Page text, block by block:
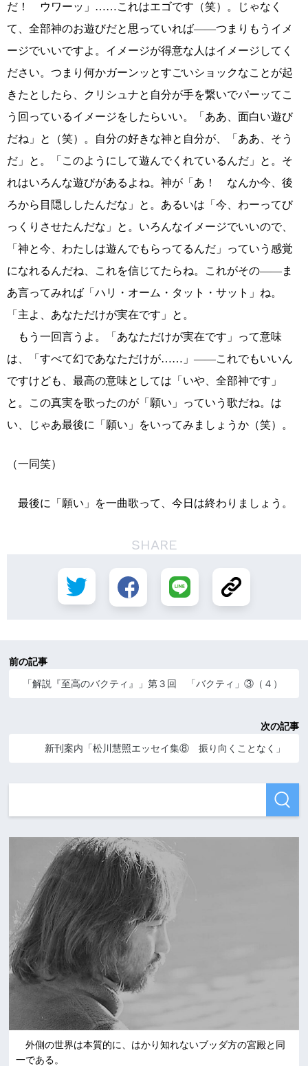
だ！ ウワーッ」……これはエゴです（笑）。じゃなく
て、全部神のお遊びだと思っていれば――つまりもうイメ
ージでいいですよ。イメージが得意な人はイメージしてく
ださい。つまり何かガーンッとすごいショックなことが起
きたとしたら、クリシュナと自分が手を繋いでパーッてこ
う回っているイメージをしたらいい。「ああ、面白い遊び
だね」と（笑）。自分の好きな神と自分が、「ああ、そう
だ」と。「このようにして遊んでくれているんだ」と。そ
れはいろんな遊びがあるよね。神が「あ！ なんか今、後
ろから目隠ししたんだな」と。あるいは「今、わーってび
っくりさせたんだな」と。いろんなイメージでいいので、
「神と今、わたしは遊んでもらってるんだ」っていう感覚
になれるんだね、これを信じてたらね。これがその――ま
あ言ってみれば「ハリ・オーム・タット・サット」ね。
「主よ、あなただけが実在です」と。
もう一回言うよ。「あなただけが実在です」って意味
は、「すべて幻であなただけが……」――これでもいいん
ですけども、最高の意味としては「いや、全部神です」
と。この真実を歌ったのが「願い」っていう歌だね。は
い、じゃあ最後に「願い」をいってみましょうか（笑）。
（一同笑）
最後に「願い」を一曲歌って、今日は終わりましょう。
SHARE
前の記事
「解説『至高のバクティ』」第３回 「バクティ」③（４）
次の記事
新刊案内「松川慧照エッセイ集⑧ 振り向くことなく」
外側の世界は本質的に、はかり知れないブッダ方の宮殿と同
一である。